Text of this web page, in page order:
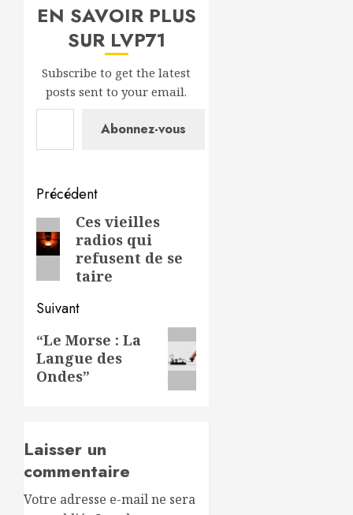
EN SAVOIR PLUS
SUR LVP71
Subscribe to get the latest
posts sent to your email.
Saisissez votre adresse e-mail…
Abonnez-vous
Navigation
d’article
Précédent
Article
précédent:
Ces vieilles
radios qui
refusent de se
taire
Suivant
Article
suivant:
“Le Morse : La
Langue des
Ondes”
Laisser un
commentaire
Votre adresse e-mail ne sera